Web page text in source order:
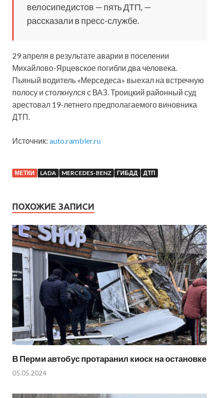
велосипедистов — пять ДТП, —
рассказали в пресс-службе.
29 апреля в результате аварии в поселении
Михайлово-Ярцевское погибли два человека.
Пьяный водитель «Мерседеса» выехал на встречную
полосу и столкнулся с ВАЗ. Троицкий районный суд
арестовал 19-летнего предполагаемого виновника
ДТП.
Источник: auto.rambler.ru
МЕТКИ LADA MERCEDES-BENZ ГИБДД ДТП
ПОХОЖИЕ ЗАПИСИ
В Перми автобус протаранил киоск на остановке
05.05.2024